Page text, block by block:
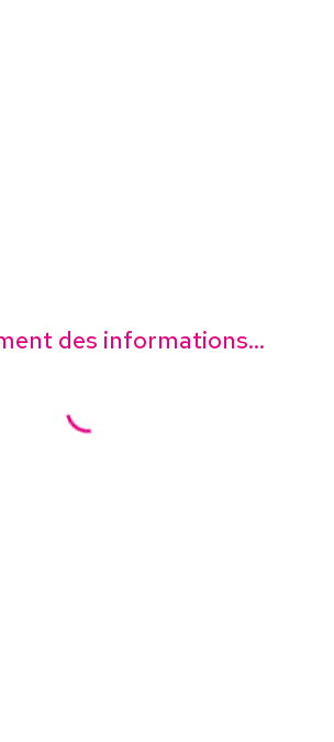
des informations...